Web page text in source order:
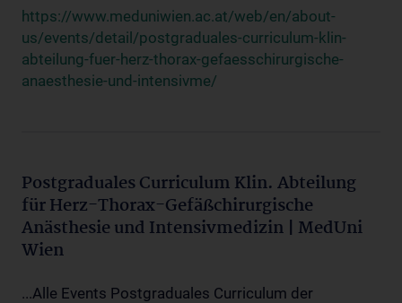
https://www.meduniwien.ac.at/web/en/about-
us/events/detail/postgraduales-curriculum-klin-
abteilung-fuer-herz-thorax-gefaesschirurgische-
anaesthesie-und-intensivme/
Postgraduales Curriculum Klin. Abteilung
für Herz-Thorax-Gefäßchirurgische
Anästhesie und Intensivmedizin | MedUni
Wien
...Alle Events Postgraduales Curriculum der